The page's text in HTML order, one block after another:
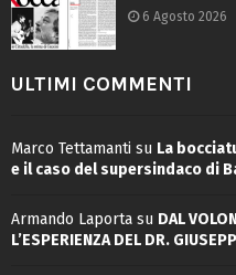
6 Agosto 2026
ULTIMI COMMENTI
Marco Tettamanti su La
e il caso del supersindaco di
Armando Laporta su DAL
L’ESPERIENZA DEL DR.